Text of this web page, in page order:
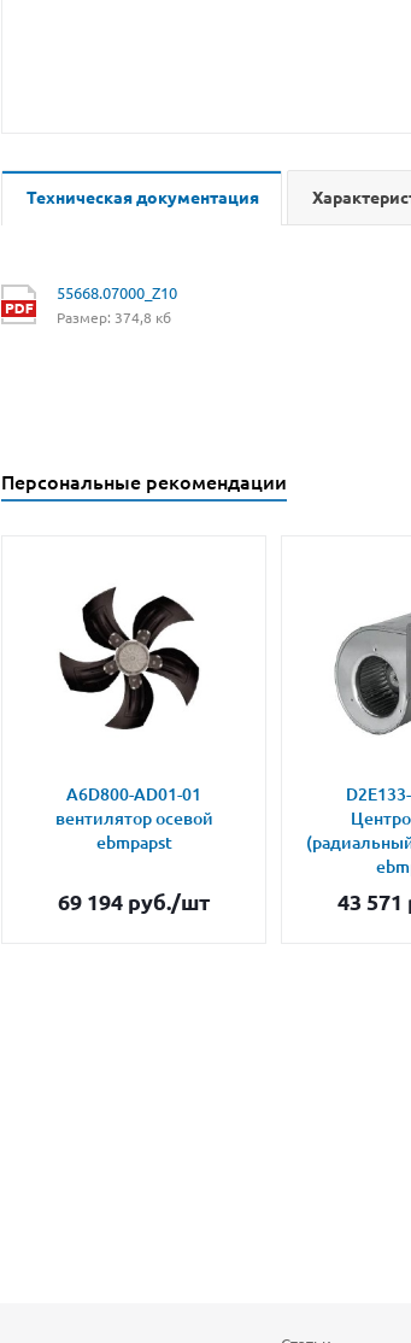
Техническая документация
55668.07000_Z10
Размер: 374,8 кб
Персональные рекомендации
A6D800-AD01-01
вентилятор осевой
ebmpapst
69 194 руб./шт 43 571